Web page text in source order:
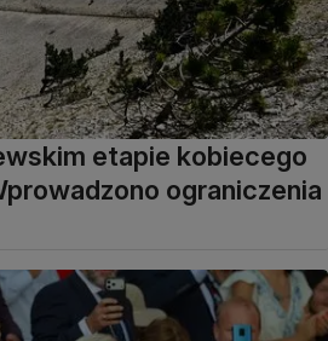
etapie kobiecego
ograniczenia